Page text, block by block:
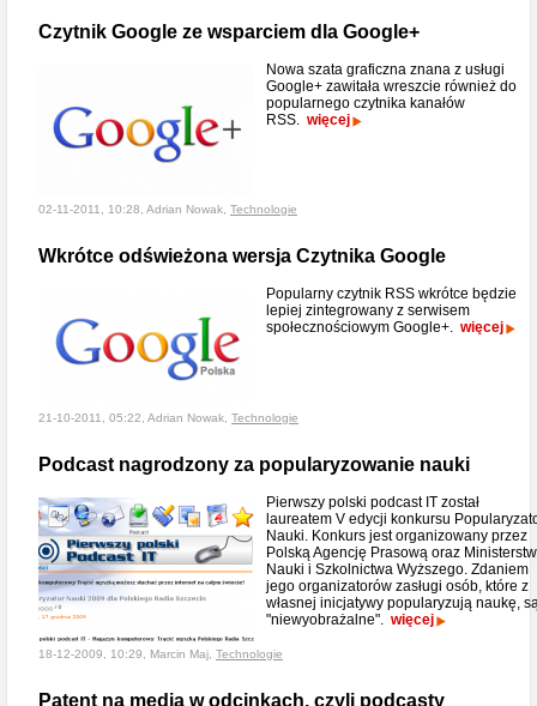
Czytnik Google ze wsparciem dla Google+
Nowa szata graficzna znana z usługi
Google+ zawitała wreszcie również do
popularnego czytnika kanałów
RSS. więcej
02-11-2011, 10:28, Adrian Nowak, Technologie
Wkrótce odświeżona wersja Czytnika Google
Popularny czytnik RSS wkrótce będzie
lepiej zintegrowany z serwisem
społecznościowym Google+. więcej
21-10-2011, 05:22, Adrian Nowak, Technologie
Podcast nagrodzony za popularyzowanie nauki
Pierwszy polski podcast IT został
laureatem V edycji konkursu
Nauki. Konkurs jest organizowany przez
Polską Agencję Prasową oraz
Nauki i Szkolnictwa Wyższego. Zdaniem
jego organizatorów zasługi osób, które z
własnej inicjatywy popularyzują naukę,
"niewyobrażalne". więcej
18-12-2009, 10:29, Marcin Maj, Technologie
Patent na media w odcinkach, czyli podcasty